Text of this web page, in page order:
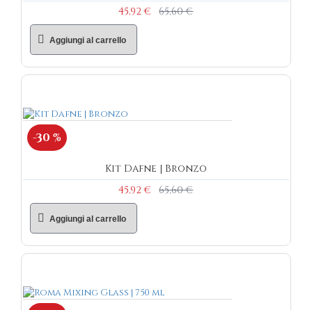
45,92 €
65,60 €
Aggiungi al carrello
-30 %
Kit Dafne | Bronzo
45,92 €
65,60 €
Aggiungi al carrello